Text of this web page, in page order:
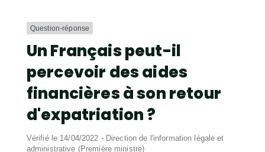
Question-réponse
Un Français peut-il
percevoir des aides
financières à son retour
d'expatriation ?
Vérifié le 14/04/2022 - Direction de l'information légale et
administrative (Première ministre)